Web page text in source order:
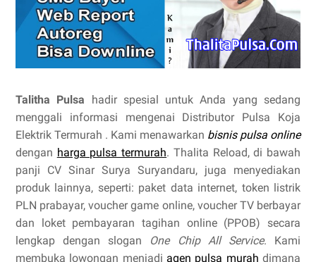
Talitha Pulsa hadir spesial untuk Anda yang sedang
menggali informasi mengenai Distributor Pulsa Koja
Elektrik Termurah . Kami menawarkan bisnis pulsa online
dengan harga pulsa termurah. Thalita Reload, di bawah
panji CV Sinar Surya Suryandaru, juga menyediakan
produk lainnya, seperti: paket data internet, token listrik
PLN prabayar, voucher game online, voucher TV berbayar
dan loket pembayaran tagihan online (PPOB) secara
lengkap dengan slogan One Chip All Service. Kami
membuka lowongan menjadi agen pulsa murah dimana